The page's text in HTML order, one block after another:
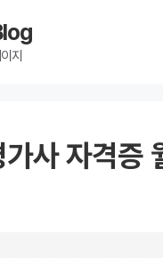
지
가사 자격증